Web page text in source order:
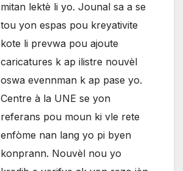
mitan lektè li yo. Jounal sa a se
tou yon espas pou kreyativite
kote li prevwa pou ajoute
caricatures k ap ilistre nouvèl
oswa evennman k ap pase yo.
Centre à la UNE se yon
referans pou moun ki vle rete
enfòme nan lang yo pi byen
konprann. Nouvèl nou yo